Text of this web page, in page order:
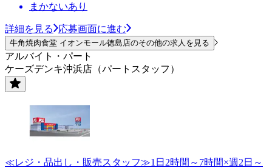
まかないあり
詳細を見る 応募画面に進む
牛角焼肉食堂 イオンモール徳島店のその他の求人を見る
アルバイト・パート
ケーズデンキ沖浜店（パートスタッフ）
≪レジ・品出し・販売スタッフ≫1日2時間～7時間×週2日～